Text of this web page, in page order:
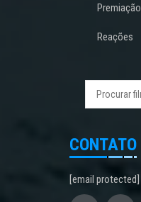
Premiação
Reações
CONTATO
[email protected]